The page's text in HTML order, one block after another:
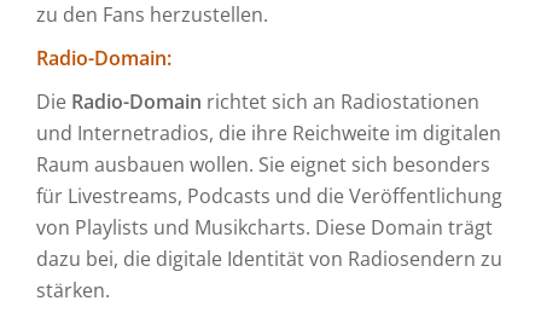
zu den Fans herzustellen.
Radio-Domain:
Die Radio-Domain richtet sich an Radiostationen
und Internetradios, die ihre Reichweite im digitalen
Raum ausbauen wollen. Sie eignet sich besonders
für Livestreams, Podcasts und die Veröffentlichung
von Playlists und Musikcharts. Diese Domain trägt
dazu bei, die digitale Identität von Radiosendern zu
stärken.